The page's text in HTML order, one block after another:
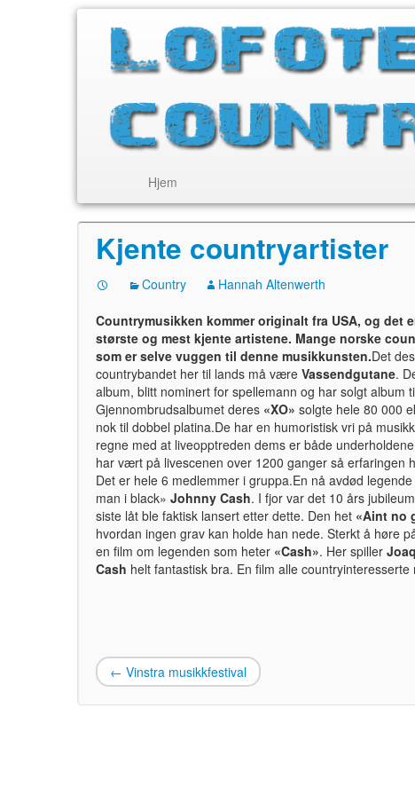
Hjem
Kjente countryartister
Country Hannah Altenwerth
Countrymusikken kommer originalt fra USA, og det
største og mest kjente artistene. Mange norske
som er selve vuggen til denne musikkunsten.Det
countrybandet her til lands må være Vassendgutane.
album, blitt nominert for spellemann og har solgt album
Gjennombrudsalbumet deres «XO» solgte hele 80 000
nok til dobbel platina.De har en humoristisk vri på
regne med at liveopptreden dems er både
har vært på livescenen over 1200 ganger så erfaringen
Det er hele 6 medlemmer i gruppa.En nå avdød
man i black» Johnny Cash. I fjor var det 10 års
siste låt ble faktisk lansert etter dette. Den het «Aint no
hvordan ingen grav kan holde han nede. Sterkt å høre
en film om legenden som heter «Cash». Her spiller
Cash helt fantastisk bra. En film alle countryinteresserte
← Vinstra musikkfestival